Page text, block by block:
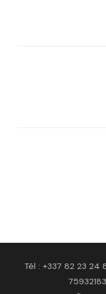
Tél : +337 82 23 24